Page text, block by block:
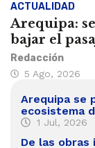
ACTUALIDAD
Arequipa:
bajar el
Redacción
5 Ago, 2026
Arequipa se
ecosistema
1 Jul, 2026
De las obras